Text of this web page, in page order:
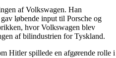
af Volkswagen. Han
løbende input til Porsche og
hvor Volkswagen blev
af bilindustrien for Tyskland.
Hitler spillede en afgørende rolle i